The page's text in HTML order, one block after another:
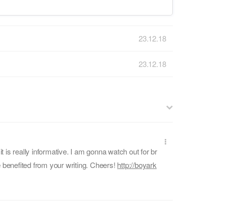
23.12.18
23.12.18
is really informative. I am gonna watch out for br
from your writing. Cheers! http://boyark